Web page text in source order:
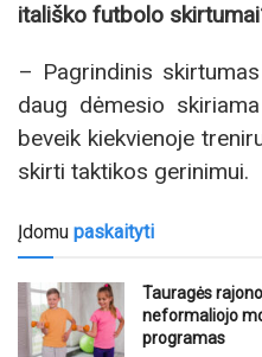
itališko futbolo
– Pagrindinis
daug dėmesio
beveik kiekvienoje
skirti taktikos gerinimui.
Įdomu paskaityti
Tauragės
neformaliojo
programas